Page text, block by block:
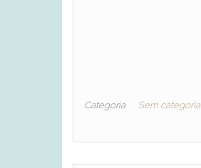
Categoria Sem categoria